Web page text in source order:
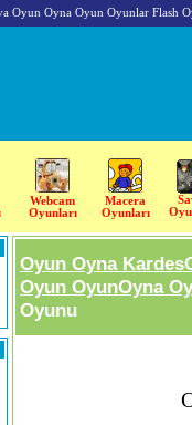
Oyun Oyna Oyun Oyunlar Flash
Webcam
Oyunları
Macera
Oyunları
Oyun Oyna
Oyun OyunOyna
Oyunu